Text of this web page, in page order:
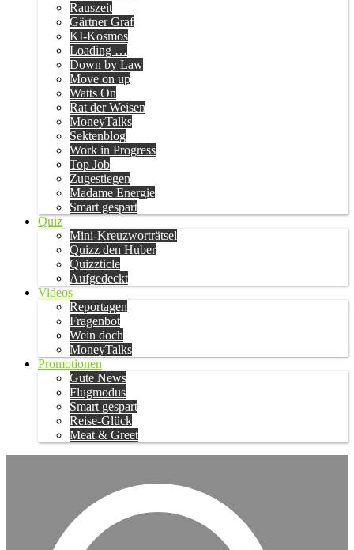
Rauszeit
Gärtner Graf
KI-Kosmos
Loading …
Down by Law
Move on up
Watts On
Rat der Weisen
MoneyTalks
Sektenblog
Work in Progress
Top Job
Zugestiegen
Madame Energie
Smart gespart
Quiz
Mini-Kreuzworträtsel
Quizz den Huber
Quizzticle
Aufgedeckt
Videos
Reportagen
Fragenbot
Wein doch
MoneyTalks
Promotionen
Gute News
Flugmodus
Smart gespart
Reise-Glück
Meat & Greet